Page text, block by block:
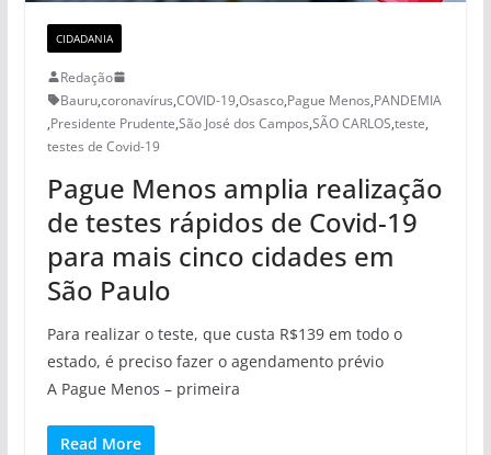
CIDADANIA
Redação
Bauru,coronavírus,COVID-19,Osasco,Pague Menos,PANDEMIA
,Presidente Prudente,São José dos Campos,SÃO CARLOS,teste,
testes de Covid-19
Pague Menos amplia realização
de testes rápidos de Covid-19
para mais cinco cidades em
São Paulo
Para realizar o teste, que custa R$139 em todo o
estado, é preciso fazer o agendamento prévio
A Pague Menos – primeira
Read More